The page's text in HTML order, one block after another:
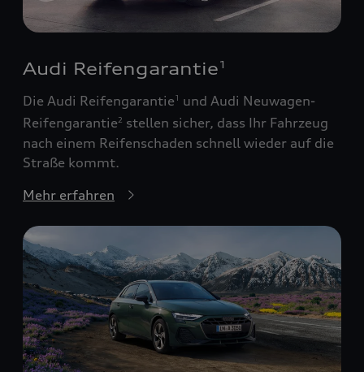
Audi Reifengarantie 1
Die Audi Reifengarantie1
und Audi Neuwagen-
Reifengarantie2 stellen sicher, dass Ihr Fahrzeug
nach einem Reifenschaden schnell wieder auf die
Straße kommt.
Mehr erfahren